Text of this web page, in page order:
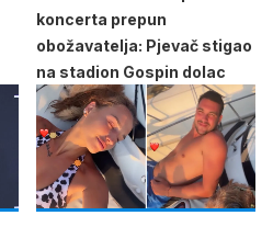
koncerta prepun
obožavatelja: Pjevač stigao
na stadion Gospin dolac